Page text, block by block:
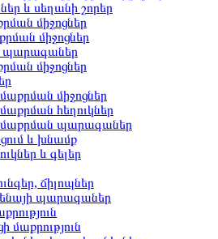
և սեղանի շորեր
միջոցներ
միջոցներ
պարագաներ
միջոցներ
միջոցներ
հեղուկներ
պարագաներ
և խնամք
և գելեր
ճիլոպներ
պարագաներ
մաքրություն